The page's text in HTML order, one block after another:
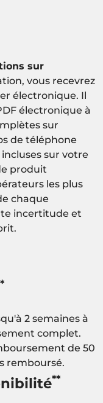
sur
vous recevrez
électronique. Il
électronique à
sur
de téléphone
sur votre
produit
les plus
chaque
incertitude et
*
2 semaines à
complet.
de 50
remboursé.
**